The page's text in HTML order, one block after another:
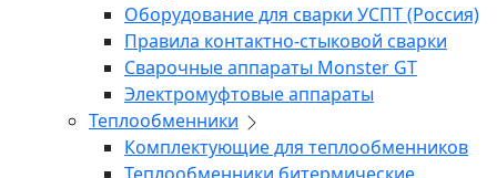
Оборудование для сварки УСПТ (Россия)
Правила контактно-стыковой сварки
Сварочные аппараты Monster GT
Электромуфтовые аппараты
Теплообменники
Комплектующие для теплообменников